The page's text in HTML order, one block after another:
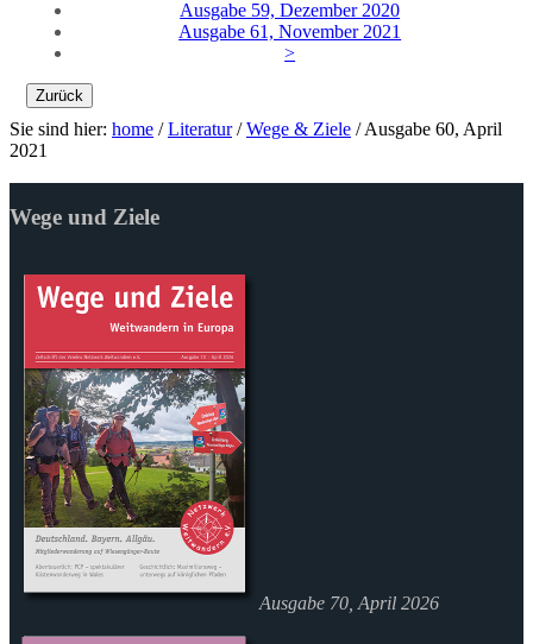
Ausgabe 59, Dezember 2020
Ausgabe 61, November 2021
>
Zurück
Sie sind hier: home /Literatur/Wege & Ziele /Ausgabe 60, April
2021
Wege und Ziele
Ausgabe 70, April 2026